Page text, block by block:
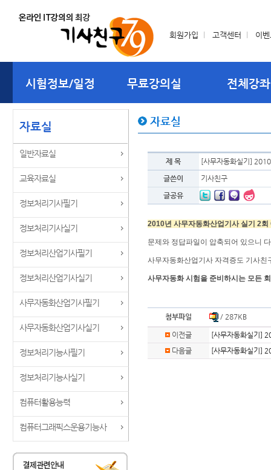
회원가입 고객센터 이
시험정보/일정 무료강의실 전체강좌
자료실
일반자료실
교육자료실
정보처리기사필기
정보처리기사실기
정보처리산업기사필기
정보처리산업기사실기
사무자동화산업기사필기
사무자동화산업기사실기
정보처리기능사필기
정보처리기능사실기
컴퓨터활용능력
컴퓨터그래픽스운용기능사
자료실
제 목
[사무자동화실기]
글쓴이
기사친구
글공유
2010년 사무자동화산업기사 실기 2회
문제와 정답파일이 압축되어 있으니
사무자동화산업기사 자격증도 기사친
사무자동화 시험을 준비하시는 모든
첨부파일 / 287KB
이전글
[사무자동화실기]
다음글
[사무자동화실기]